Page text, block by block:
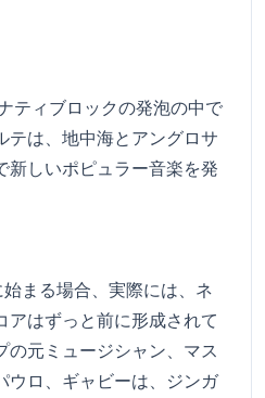
ティブロックの発泡の中で
テは、地中海とアングロサ
新しいポピュラー音楽を発
まる場合、実際には、ネ
アはずっと前に形成されて
の元ミュージシャン、マス
ウロ、ギャビーは、ジンガ